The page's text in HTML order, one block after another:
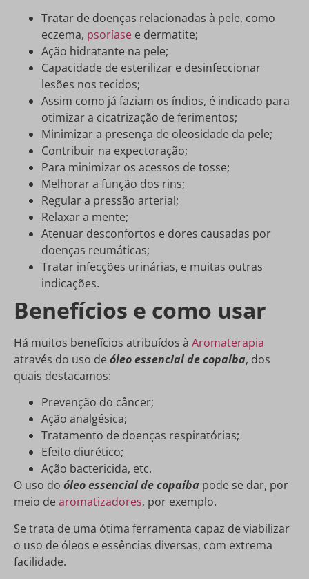
Tratar de doenças relacionadas à pele, como
eczema, psoríase e dermatite;
Ação hidratante na pele;
Capacidade de esterilizar e desinfeccionar
lesões nos tecidos;
Assim como já faziam os índios, é indicado para
otimizar a cicatrização de ferimentos;
Minimizar a presença de oleosidade da pele;
Contribuir na expectoração;
Para minimizar os acessos de tosse;
Melhorar a função dos rins;
Regular a pressão arterial;
Relaxar a mente;
Atenuar desconfortos e dores causadas por
doenças reumáticas;
Tratar infecções urinárias, e muitas outras
indicações.
Benefícios e como usar
Há muitos benefícios atribuídos à Aromaterapia
através do uso de óleo essencial de copaíba, dos
quais destacamos:
Prevenção do câncer;
Ação analgésica;
Tratamento de doenças respiratórias;
Efeito diurético;
Ação bactericida, etc.
O uso do óleo essencial de copaíba pode se dar, por
meio de aromatizadores, por exemplo.
Se trata de uma ótima ferramenta capaz de viabilizar
o uso de óleos e essências diversas, com extrema
facilidade.